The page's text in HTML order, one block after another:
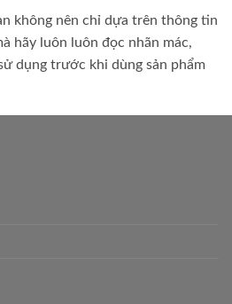
không nên chỉ dựa trên thông tin
hãy luôn luôn đọc nhãn mác,
dụng trước khi dùng sản phẩm